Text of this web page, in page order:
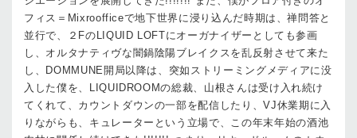
フィス＝Mixroofficeで地下世界に浸り込んだ時期は、禅問答と
並行で、２FのLIQUID LOFTにオーガナイザーとしても参画
し、オルタナティヴな闇鍋陰陽ブレイクスを乱反射させて来た
し、DOMMUNE開局以降は、突如ストリーミングメディアに没
入した僕を、LIQUIDROOMの総裁、山根さんは受け入れ続け
てくれて、カウントダウンの一部を配信したり、VJ休業期に入
りながらも、キュレーターという立場で、この年末年始の酒池